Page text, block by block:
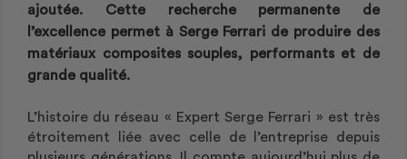
ajoutée. Cette recherche permanente de
l’excellence permet à Serge Ferrari de produire des
matériaux composites souples, performants et de
grande qualité.
L’histoire du réseau « Expert Serge Ferrari » est très
étroitement liée avec celle de l’entreprise depuis